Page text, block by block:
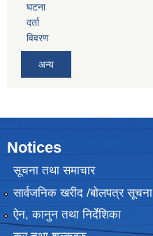
घटना
दर्ता
विवरण
अन्य
Notices
सूचना तथा समाचार
सार्वजनिक खरीद /बोलपत्र सूचना
ऐन, कानुन तथा निर्देशिका